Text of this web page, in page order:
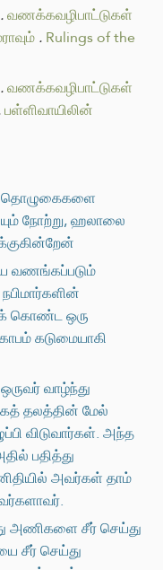
.வணக்கவழிபாட்டுகள்
.Rulings of the
.வணக்கவழிபாட்டுகள்
பள்ளிவாயிலின்
தொழுகைகளை
நோற்று, ஹலாலை
வணங்கப்படும்
கொண்ட ஒரு
கடுமையாகி
வாழ்ந்து
தலத்தின் மேல்
விடுவார்கள். அந்த
பதித்து
அவர்கள் தாம்
அணிகளை சீர் செய்து
சீர் செய்து